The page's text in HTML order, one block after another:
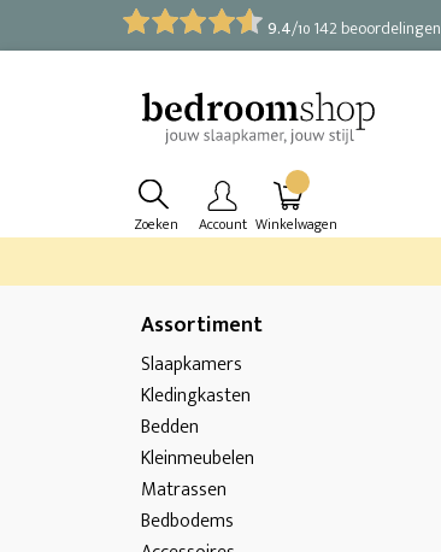
9.4/10 142 beoordelingen
Zoeken Account Winkelwagen
Assortiment
Slaapkamers
Kledingkasten
Bedden
Kleinmeubelen
Matrassen
Bedbodems